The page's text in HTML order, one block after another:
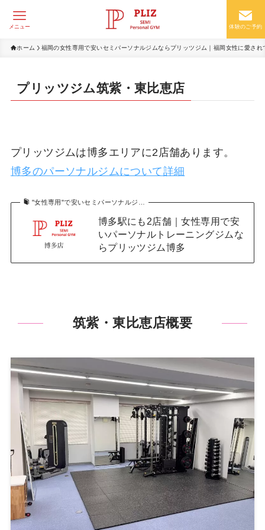
体験のご予約
メニュー
ホーム 福岡の女性専用で安いセミパーソナルジムならプリッツジム｜福岡女性に愛さ
プリッツジム筑紫・東比恵店
プリッツジムは博多エリアに2店舗あります。
博多のパーソナルジムについて詳細
"女性専用"で安いセミパーソナルジ…
博多駅にも2店舗｜女性専用で安
いパーソナルトレーニングジムな
らプリッツジム博多
筑紫・東比恵店概要